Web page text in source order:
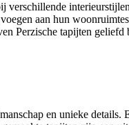
aan hun
Perzische tapijten
en unieke